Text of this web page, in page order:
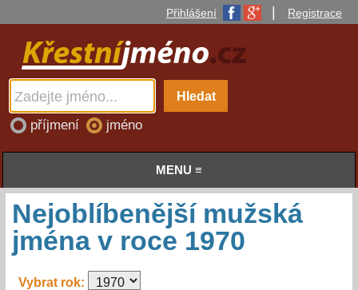
Přihlášení Registrace
příjmení jméno
MENU ≡
Nejoblíbenější mužská
jména v roce 1970
Vybrat rok: